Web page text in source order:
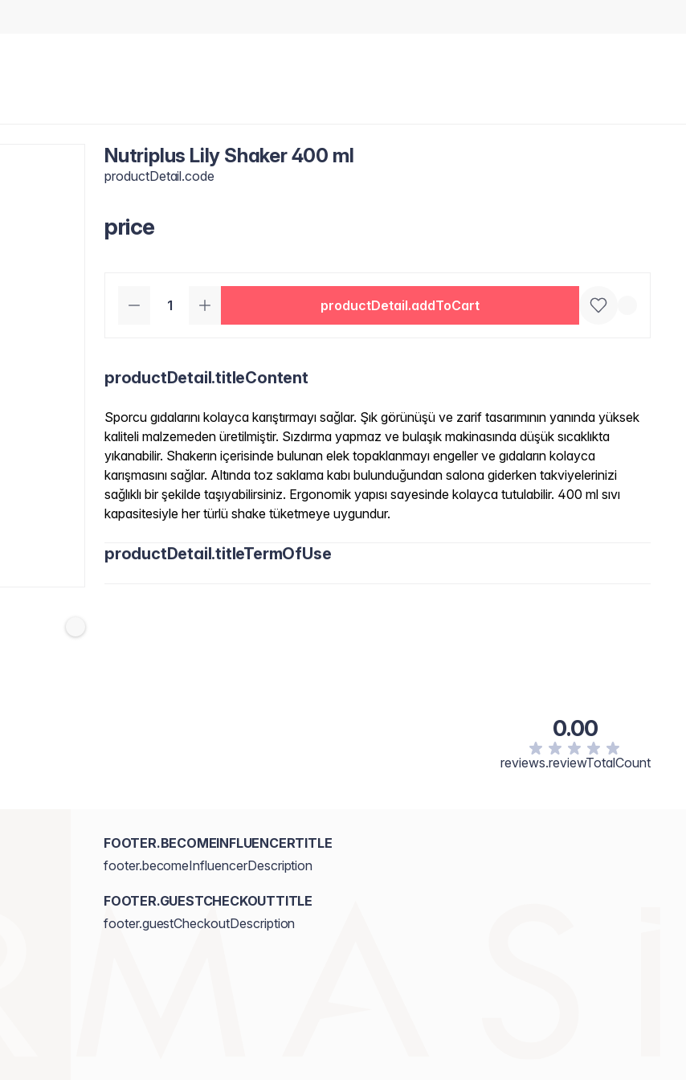
Nutriplus Lily Shaker 400 ml
productDetail.code
price
productDetail.addToCart
productDetail.titleContent
Sporcu gıdalarını kolayca karıştırmayı sağlar. Şık görünüşü ve zarif tasarımının yanında yüksek
kaliteli malzemeden üretilmiştir. Sızdırma yapmaz ve bulaşık makinasında düşük sıcaklıkta
yıkanabilir. Shakerın içerisinde bulunan elek topaklanmayı engeller ve gıdaların kolayca
karışmasını sağlar. Altında toz saklama kabı bulunduğundan salona giderken takviyelerinizi
sağlıklı bir şekilde taşıyabilirsiniz. Ergonomik yapısı sayesinde kolayca tutulabilir. 400 ml sıvı
kapasitesiyle her türlü shake tüketmeye uygundur.
productDetail.titleTermOfUse
0.00
reviews.reviewTotalCount
FOOTER.BECOMEINFLUENCERTITLE
footer.becomeInfluencerDescription
FOOTER.GUESTCHECKOUTTITLE
footer.guestCheckoutDescription